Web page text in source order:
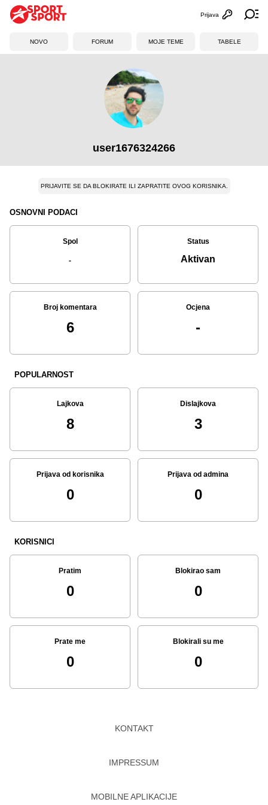
Otvori
Prijava
NOVO FORUM MOJE TEME TABELE
user1676324266
PRIJAVITE SE DA BLOKIRATE ILI ZAPRATITE OVOG KORISNIKA.
OSNOVNI PODACI
Spol
-
Status
Aktivan
Broj komentara
6
Ocjena
-
POPULARNOST
Lajkova
8
Dislajkova
3
Prijava od korisnika
0
Prijava od admina
0
KORISNICI
Pratim
0
Blokirao sam
0
Prate me
0
Blokirali su me
0
KONTAKT
IMPRESSUM
MOBILNE APLIKACIJE